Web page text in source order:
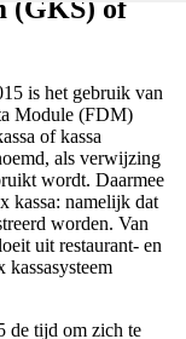
(GKS) of
is het gebruik van
Module (FDM)
of kassa
als verwijzing
wordt. Daarmee
kassa: namelijk dat
worden. Van
uit restaurant- en
de tijd om zich te